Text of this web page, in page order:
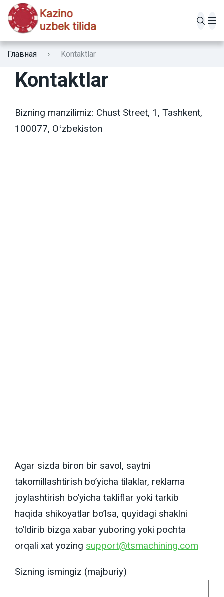
Главная Kontaktlar
Kontaktlar
Bizning manzilimiz: Chust Street, 1, Tashkent,
100077, Oʻzbekiston
Agar sizda biron bir savol, saytni
takomillashtirish bo’yicha tilaklar, reklama
joylashtirish bo’yicha takliflar yoki tarkib
haqida shikoyatlar bo’lsa, quyidagi shaklni
to’ldirib bizga xabar yuboring yoki pochta
orqali xat yozing support@tsmachining.com
Sizning ismingiz (majburiy)
GIZBO
Starda
Oʻzbek
Русский